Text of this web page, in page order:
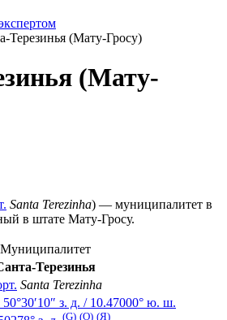
Терезинья (Мату-Гросу)
(Мату-
Santa Terezinha) — муниципалитет в
в штате Мату-Гросу.
Муниципалитет
Терезинья
Santa Terezinha
50°30′10″ з. д. / 10.47000° ю. ш.
(G) (O) (Я)